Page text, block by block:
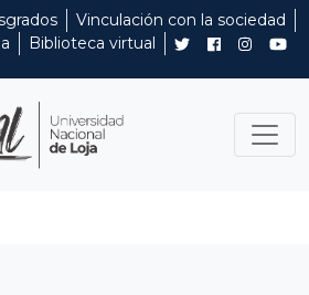
Vinculación con la sociedad
Biblioteca virtual